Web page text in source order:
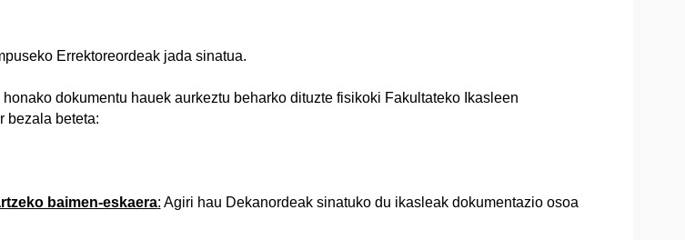
Errektoreordeak jada sinatua.
dokumentu hauek aurkeztu beharko dituzte fisikoki Fakultateko Ikasleen
bezala beteta:
baimen-eskaera: Agiri hau Dekanordeak sinatuko du ikasleak dokumentazio osoa